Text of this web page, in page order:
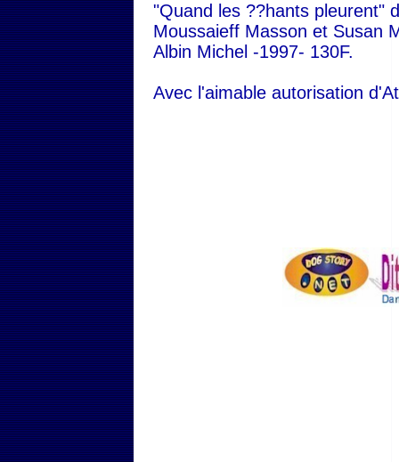
"Quand les ??hants pleurent"
Moussaieff Masson et Susan
Albin Michel -1997- 130F.
Avec l'aimable autorisation